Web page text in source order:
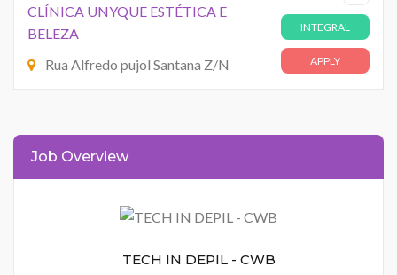
CLÍNICA UNYQUE ESTÉTICA E
BELEZA
Rua Alfredo pujol Santana Z/N
INTEGRAL
APPLY
Job Overview
TECH IN DEPIL - CWB